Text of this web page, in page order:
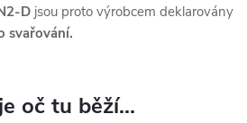
D jsou proto výrobcem deklarovány
svařování.
oč tu běží...